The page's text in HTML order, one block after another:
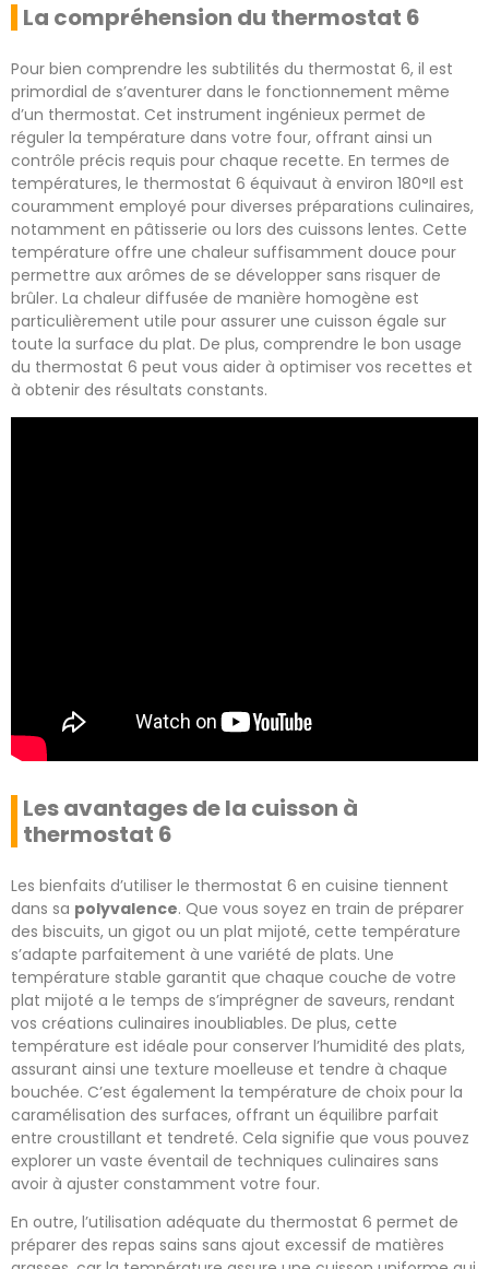
La compréhension du thermostat 6
Pour bien comprendre les subtilités du thermostat 6, il est
primordial de s’aventurer dans le fonctionnement même
d’un thermostat. Cet instrument ingénieux permet de
réguler la température dans votre four, offrant ainsi un
contrôle précis requis pour chaque recette. En termes de
températures, le thermostat 6 équivaut à environ 180°Il est
couramment employé pour diverses préparations culinaires,
notamment en pâtisserie ou lors des cuissons lentes. Cette
température offre une chaleur suffisamment douce pour
permettre aux arômes de se développer sans risquer de
brûler. La chaleur diffusée de manière homogène est
particulièrement utile pour assurer une cuisson égale sur
toute la surface du plat. De plus, comprendre le bon usage
du thermostat 6 peut vous aider à optimiser vos recettes et
à obtenir des résultats constants.
Les avantages de la cuisson à
thermostat 6
Les bienfaits d’utiliser le thermostat 6 en cuisine tiennent
dans sa polyvalence. Que vous soyez en train de préparer
des biscuits, un gigot ou un plat mijoté, cette température
s’adapte parfaitement à une variété de plats. Une
température stable garantit que chaque couche de votre
plat mijoté a le temps de s’imprégner de saveurs, rendant
vos créations culinaires inoubliables. De plus, cette
température est idéale pour conserver l’humidité des plats,
assurant ainsi une texture moelleuse et tendre à chaque
bouchée. C’est également la température de choix pour la
caramélisation des surfaces, offrant un équilibre parfait
entre croustillant et tendreté. Cela signifie que vous pouvez
explorer un vaste éventail de techniques culinaires sans
avoir à ajuster constamment votre four.
En outre, l’utilisation adéquate du thermostat 6 permet de
préparer des repas sains sans ajout excessif de matières